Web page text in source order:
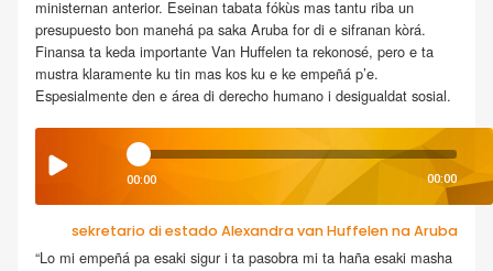
ministernan anterior. Eseinan tabata fókùs mas tantu riba un
presupuesto bon manehá pa saka Aruba for di e sifranan kòrá.
Finansa ta keda importante Van Huffelen ta rekonosé, pero e ta
mustra klaramente ku tin mas kos ku e ke empeñá p’e.
Espesialmente den e área di derecho humano i desigualdat sosial.
00:00 00:00
sekretario di estado Alexandra van Huffelen na Aruba
“Lo mi empeñá pa esaki sigur i ta pasobra mi ta haña esaki masha